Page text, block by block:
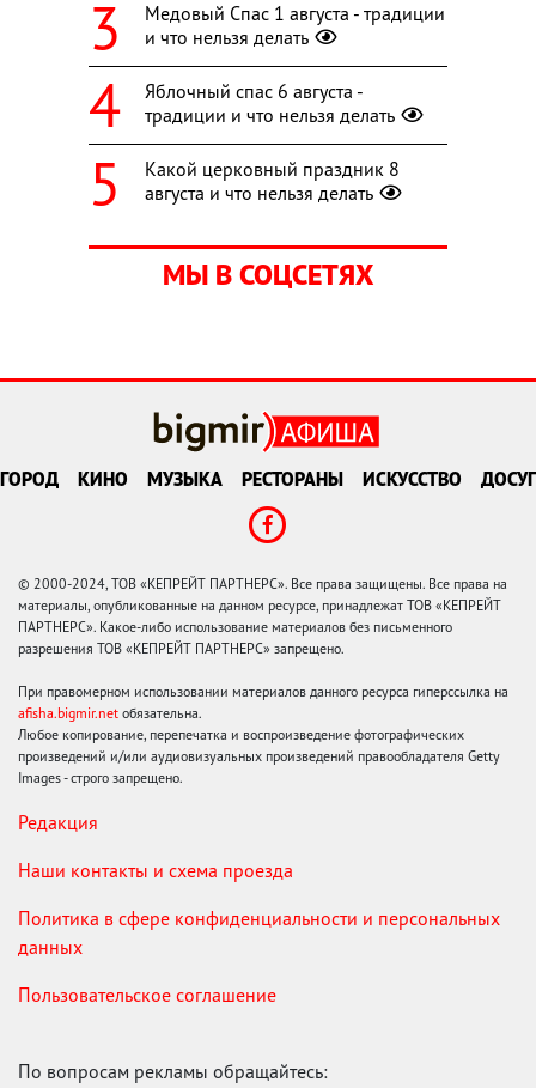
Медовый Спас 1 августа - традиции
и что нельзя делать
Яблочный спас 6 августа -
традиции и что нельзя делать
Какой церковный праздник 8
августа и что нельзя делать
МЫ В СОЦСЕТЯХ
ГОРОД КИНО МУЗЫКА РЕСТОРАНЫ ИСКУССТВО ДОСУГ
© 2000-2024, ТОВ «КЕПРЕЙТ ПАРТНЕРС». Все права защищены. Все права на
материалы, опубликованные на данном ресурсе, принадлежат ТОВ «КЕПРЕЙТ
ПАРТНЕРС». Какое-либо использование материалов без письменного
разрешения ТОВ «КЕПРЕЙТ ПАРТНЕРС» запрещено.
При правомерном использовании материалов данного ресурса гиперссылка на
afisha.bigmir.net обязательна.
Любое копирование, перепечатка и воспроизведение фотографических
произведений и/или аудиовизуальных произведений правообладателя Getty
Images - строго запрещено.
Редакция
Наши контакты и схема проезда
Политика в сфере конфиденциальности и персональных
данных
Пользовательское соглашение
По вопросам рекламы обращайтесь: